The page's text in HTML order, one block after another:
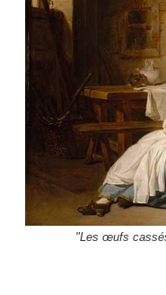
"Les œufs